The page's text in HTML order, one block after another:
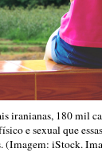
iranianas, 180 mil
e sexual que
(Imagem: iStock.